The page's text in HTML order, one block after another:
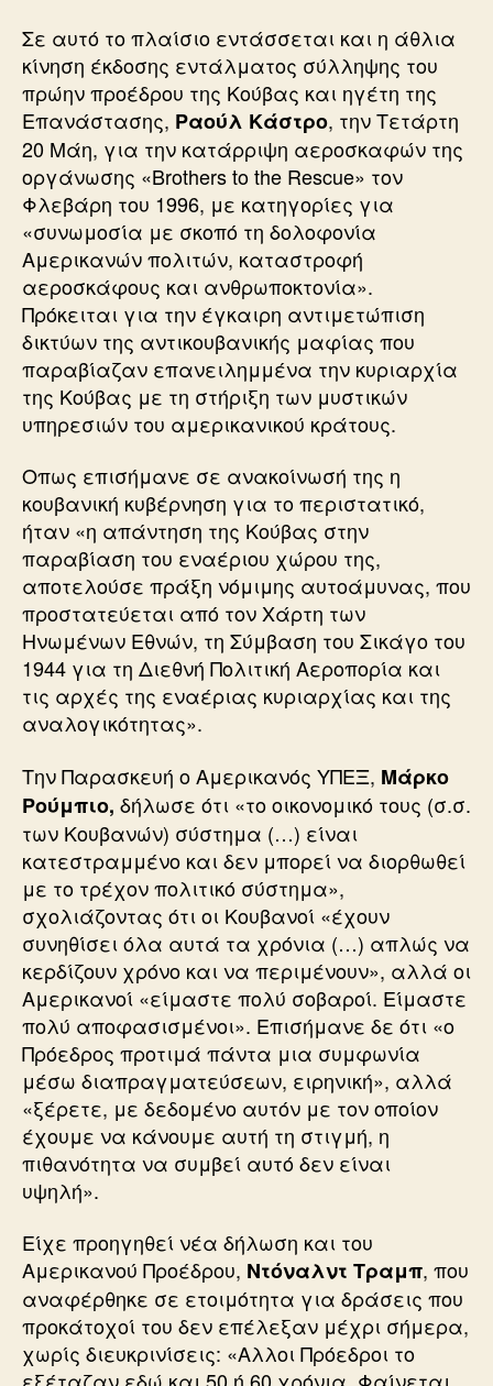
Σε αυτό το πλαίσιο εντάσσεται και η άθλια
κίνηση έκδοσης εντάλματος σύλληψης του
πρώην προέδρου της Κούβας και ηγέτη της
Επανάστασης, Ραούλ Κάστρο, την Τετάρτη
20 Μάη, για την κατάρριψη αεροσκαφών της
οργάνωσης «Βrothers to the Rescue» τον
Φλεβάρη του 1996, με κατηγορίες για
«συνωμοσία με σκοπό τη δολοφονία
Αμερικανών πολιτών, καταστροφή
αεροσκάφους και ανθρωποκτονία».
Πρόκειται για την έγκαιρη αντιμετώπιση
δικτύων της αντικουβανικής μαφίας που
παραβίαζαν επανειλημμένα την κυριαρχία
της Κούβας με τη στήριξη των μυστικών
υπηρεσιών του αμερικανικού κράτους.
Οπως επισήμανε σε ανακοίνωσή της η
κουβανική κυβέρνηση για το περιστατικό,
ήταν «η απάντηση της Κούβας στην
παραβίαση του εναέριου χώρου της,
αποτελούσε πράξη νόμιμης αυτοάμυνας, που
προστατεύεται από τον Χάρτη των
Ηνωμένων Εθνών, τη Σύμβαση του Σικάγο του
1944 για τη Διεθνή Πολιτική Αεροπορία και
τις αρχές της εναέριας κυριαρχίας και της
αναλογικότητας».
Την Παρασκευή ο Αμερικανός ΥΠΕΞ, Μάρκο
Ρούμπιο, δήλωσε ότι «το οικονομικό τους (σ.σ.
των Κουβανών) σύστημα (…) είναι
κατεστραμμένο και δεν μπορεί να διορθωθεί
με το τρέχον πολιτικό σύστημα»,
σχολιάζοντας ότι οι Κουβανοί «έχουν
συνηθίσει όλα αυτά τα χρόνια (…) απλώς να
κερδίζουν χρόνο και να περιμένουν», αλλά οι
Αμερικανοί «είμαστε πολύ σοβαροί. Είμαστε
πολύ αποφασισμένοι». Επισήμανε δε ότι «ο
Πρόεδρος προτιμά πάντα μια συμφωνία
μέσω διαπραγματεύσεων, ειρηνική», αλλά
«ξέρετε, με δεδομένο αυτόν με τον οποίον
έχουμε να κάνουμε αυτή τη στιγμή, η
πιθανότητα να συμβεί αυτό δεν είναι
υψηλή».
Είχε προηγηθεί νέα δήλωση και του
Αμερικανού Προέδρου, Ντόναλντ Τραμπ, που
αναφέρθηκε σε ετοιμότητα για δράσεις που
προκάτοχοί του δεν επέλεξαν μέχρι σήμερα,
χωρίς διευκρινίσεις: «Αλλοι Πρόεδροι το